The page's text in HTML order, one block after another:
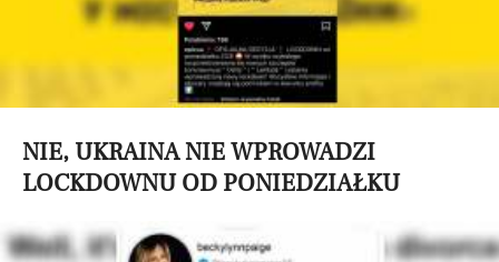
NIE, UKRAINA NIE WPROWADZI
LOCKDOWNU OD PONIEDZIAŁKU